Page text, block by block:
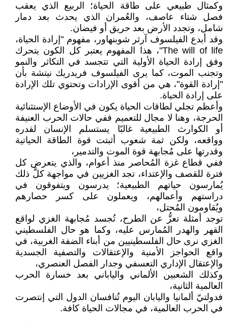
وكمثال طبيعي على طاقة الحياة؛ الربيع الذي يعقب
فصل شتاء عاصف، والعُمران الذي يحدث بعد دمار
شامل، وتجدد الأرض بعد حريق أو فيضان.
وقد أبدع الفيلسوف آرثر شوبنهاور، مفهوم "إرادة الحياة،
The will of life"، هذا المفهوم يعتبر كل الكون يتحرك
وفق إرادة الحياة الأولية التي تتجسد في التكاثر والنمو
وتجنب الموت، كما يرى الفيلسوف فريدريك نيتشة بأن
"إرادة القوة"، هي من أقوى الإرادات وتحتوي تلك الإرادة
على إرادة الحياة.
وأعظم تجلي لطاقات الحياة يكون في الأوضاع الإستثنائية
الحرجة، وهنا لا مجال للتعميم ففي حالات الحرب العنيفة
أو الكوارث الطبيعية غالبًا يستسلم الإنسان لقدره
وواقعه، ولكن ثمة شعوب أثبتت قوة الطاقة الحياتية
وقدرتها على مُجابهة قوة الموت والتدمير،
ففي قطاع غزة المُحاصر منذ أعوام، والذي يتعرض كل
فترة للقصف والإعتداء، تجد الغزيين في مواجهة كلَّ ذلك
يُمارسون حياتهم الطبيعية؛ يدرسون ويتفوقون في
دراستهم وأعمالهم، ويعملون على كسر حصارهم
ويُقاومون المُحتل،
توجد أمثلة تعزُّ عن الطرح، تُجسد مُجابهة الغزي لواقع
القهر والهدر المُمارس عليه، وكما هو حال الفلسطيني
الغزي نرى حال الفلسطينيين من أبناء الضفة الغربية، في
واقع الحواجز الأمنية والإعتقالات والتصفية الجسدية
والإعتقال الإداري التعسفي وجدار الفصل العنصري،
وكذلك الشعبين الألماني والياباني بعد خسارة الحرب
العالمية الثانية،
فدولتيّ ألمانيا واليابان اليوم تُنافسان الدول التي إنتصرت
في الحرب العالمية، في مجالات الحياة كافة.